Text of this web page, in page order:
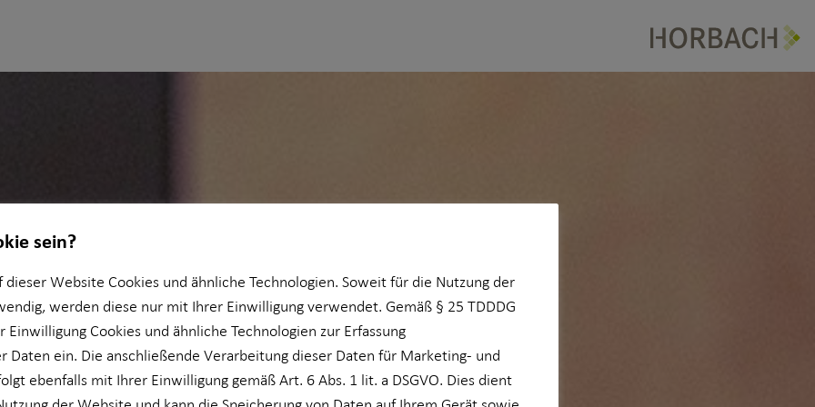
sein?
Website Cookies und ähnliche Technologien. Soweit für die Nutzung der
werden diese nur mit Ihrer Einwilligung verwendet. Gemäß § 25 TDDDG
Cookies und ähnliche Technologien zur Erfassung
Daten ein. Die anschließende Verarbeitung dieser Daten für Marketing- und
ebenfalls mit Ihrer Einwilligung gemäß Art. 6 Abs. 1 lit. a DSGVO. Dies dient